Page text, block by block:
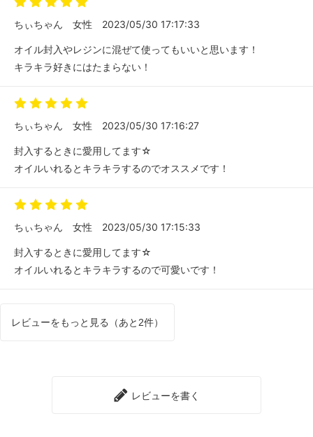
ちぃちゃん 女性 2023/05/30 17:17:33
オイル封入やレジンに混ぜて使ってもいいと思います！
キラキラ好きにはたまらない！
ちぃちゃん 女性 2023/05/30 17:16:27
封入するときに愛用してます☆
オイルいれるとキラキラするのでオススメです！
ちぃちゃん 女性 2023/05/30 17:15:33
封入するときに愛用してます☆
オイルいれるとキラキラするので可愛いです！
レビューをもっと見る（あと2件）
レビューを書く